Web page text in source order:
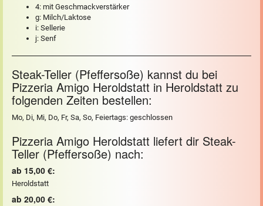
4: mit Geschmackverstärker
g: Milch/Laktose
i: Sellerie
j: Senf
Steak-Teller (Pfeffersoße) kannst du bei
Pizzeria Amigo Heroldstatt in Heroldstatt zu
folgenden Zeiten bestellen:
Mo, Di, Mi, Do, Fr, Sa, So, Feiertags: geschlossen
Pizzeria Amigo Heroldstatt liefert dir Steak-
Teller (Pfeffersoße) nach:
ab 15,00 €:
Heroldstatt
ab 20,00 €: